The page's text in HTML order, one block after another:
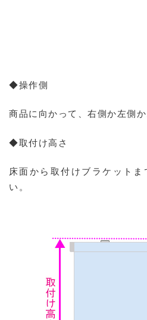
◆操作側
商品に向かって、右側か左側か
◆取付け高さ
床面から取付けブラケットま
い。